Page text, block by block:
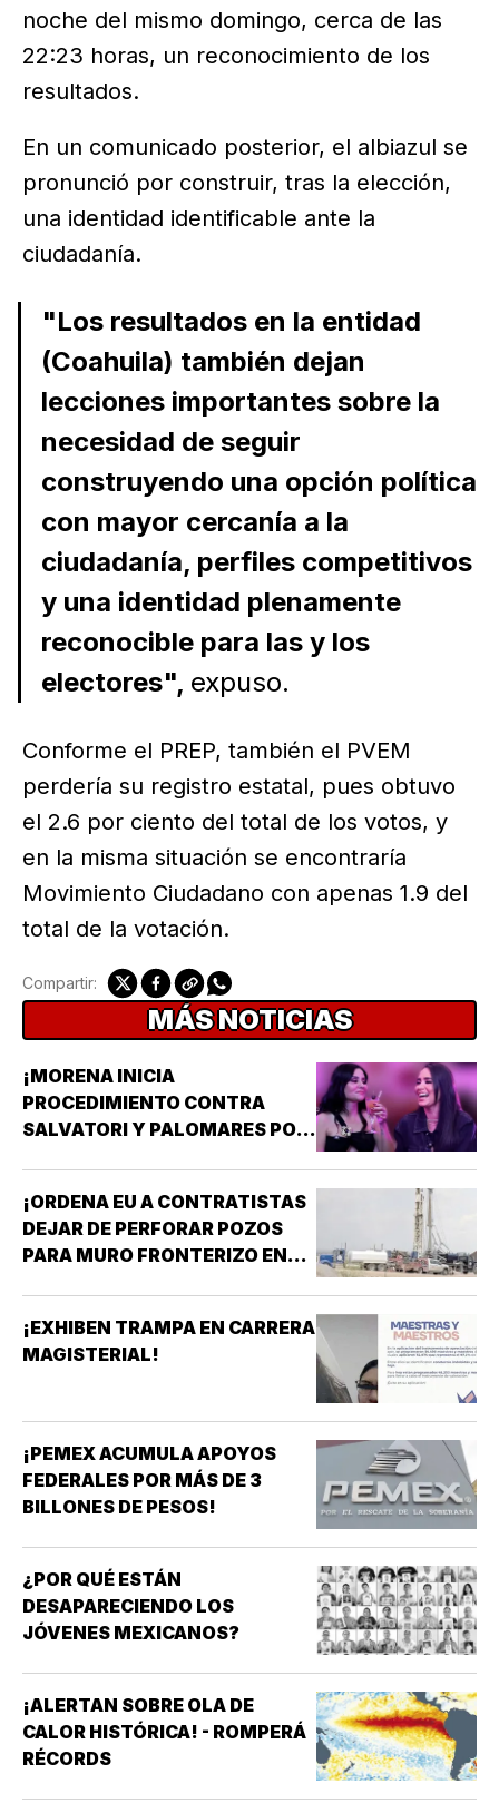
noche del mismo domingo, cerca de las
22:23 horas, un reconocimiento de los
resultados.
En un comunicado posterior, el albiazul se
pronunció por construir, tras la elección,
una identidad identificable ante la
ciudadanía.
"Los resultados en la entidad
(Coahuila) también dejan
lecciones importantes sobre la
necesidad de seguir
construyendo una opción política
con mayor cercanía a la
ciudadanía, perfiles competitivos
y una identidad plenamente
reconocible para las y los
electores", expuso.
Conforme el PREP, también el PVEM
perdería su registro estatal, pues obtuvo
el 2.6 por ciento del total de los votos, y
en la misma situación se encontraría
Movimiento Ciudadano con apenas 1.9 del
total de la votación.
Compartir:
MÁS NOTICIAS
¡MORENA INICIA
PROCEDIMIENTO CONTRA
SALVATORI Y PALOMARES POR
¡ORDENA EU A CONTRATISTAS
DEJAR DE PERFORAR POZOS
PARA MURO FRONTERIZO EN
¡EXHIBEN TRAMPA EN CARRERA
MAGISTERIAL!
¡PEMEX ACUMULA APOYOS
FEDERALES POR MÁS DE 3
BILLONES DE PESOS!
¿POR QUÉ ESTÁN
DESAPARECIENDO LOS
JÓVENES MEXICANOS?
¡ALERTAN SOBRE OLA DE
CALOR HISTÓRICA! - ROMPERÁ
RÉCORDS